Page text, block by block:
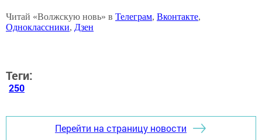
Читай «Волжскую новь» в Телеграм, Вконтакте,
Одноклассники, Дзен
Теги:
250
Перейти на страницу новости